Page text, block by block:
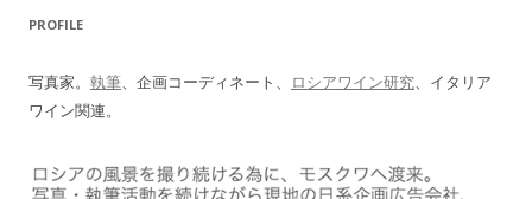
PROFILE
写真家。 執筆、企画コーディネート、 ロシアワイン研究、イタリア
ワイン関連。